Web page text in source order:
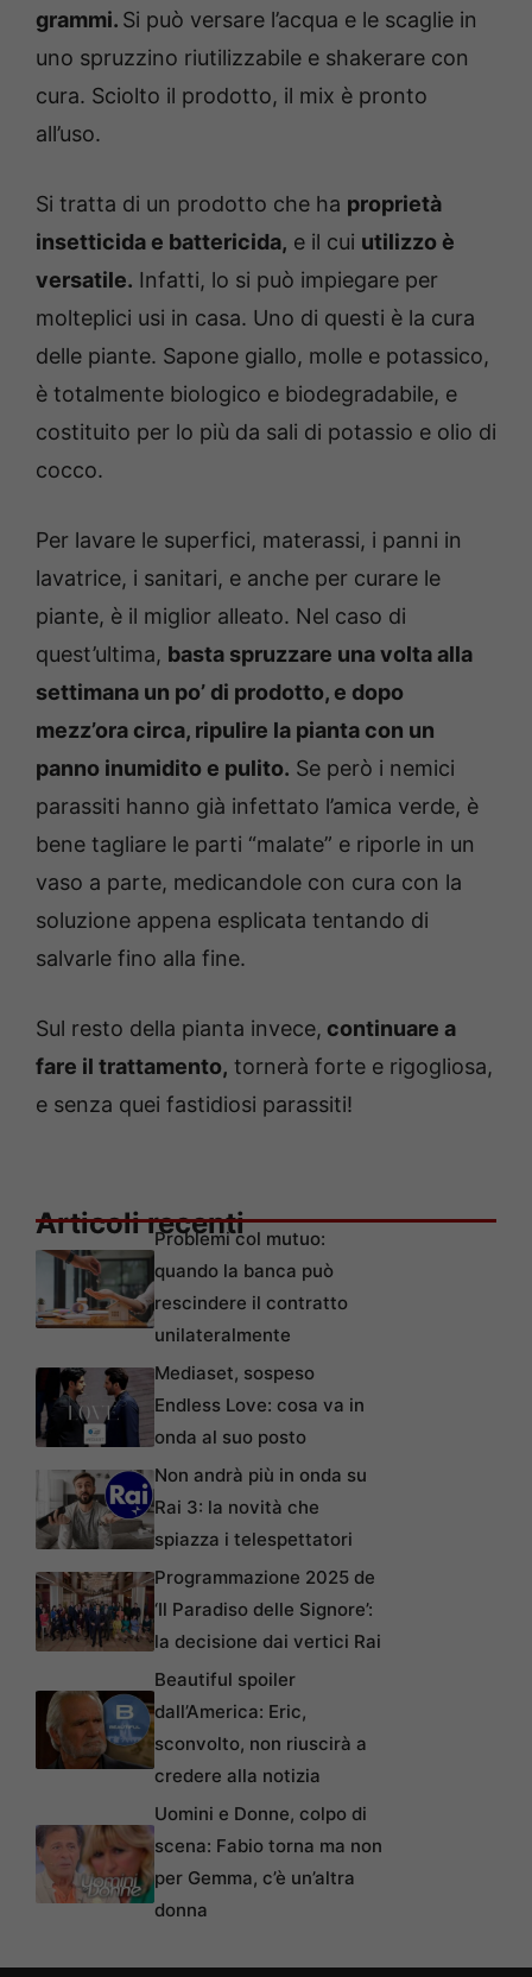
grammi. Si può versare l’acqua e le scaglie in
uno spruzzino riutilizzabile e shakerare con
cura. Sciolto il prodotto, il mix è pronto
all’uso.
Si tratta di un prodotto che ha proprietà
insetticida e battericida, e il cui utilizzo è
versatile. Infatti, lo si può impiegare per
molteplici usi in casa. Uno di questi è la cura
delle piante. Sapone giallo, molle e potassico,
è totalmente biologico e biodegradabile, e
costituito per lo più da sali di potassio e olio di
cocco.
Per lavare le superfici, materassi, i panni in
lavatrice, i sanitari, e anche per curare le
piante, è il miglior alleato. Nel caso di
quest’ultima, basta spruzzare una volta alla
settimana un po’ di prodotto, e dopo
mezz’ora circa, ripulire la pianta con un
panno inumidito e pulito. Se però i nemici
parassiti hanno già infettato l’amica verde, è
bene tagliare le parti “malate” e riporle in un
vaso a parte, medicandole con cura con la
soluzione appena esplicata tentando di
salvarle fino alla fine.
Sul resto della pianta invece, continuare a
fare il trattamento, tornerà forte e rigogliosa,
e senza quei fastidiosi parassiti!
Articoli recenti
Problemi col mutuo:
quando la banca può
rescindere il contratto
unilateralmente
Mediaset, sospeso
Endless Love: cosa va in
onda al suo posto
Non andrà più in onda su
Rai 3: la novità che
spiazza i telespettatori
Programmazione 2025 de
‘Il Paradiso delle Signore’:
la decisione dai vertici Rai
Beautiful spoiler
dall’America: Eric,
sconvolto, non riuscirà a
credere alla notizia
Uomini e Donne, colpo di
scena: Fabio torna ma non
per Gemma, c’è un’altra
donna